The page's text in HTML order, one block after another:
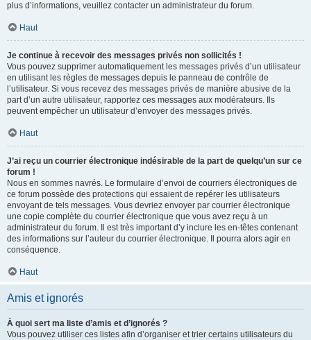
plus d’informations, veuillez contacter un administrateur du forum.
Haut
Je continue à recevoir des messages privés non sollicités !
Vous pouvez supprimer automatiquement les messages privés d’un utilisateur
en utilisant les règles de messages depuis le panneau de contrôle de
l’utilisateur. Si vous recevez des messages privés de manière abusive de la
part d’un autre utilisateur, rapportez ces messages aux modérateurs. Ils
peuvent empêcher un utilisateur d’envoyer des messages privés.
Haut
J’ai reçu un courrier électronique indésirable de la part de quelqu’un sur ce
forum !
Nous en sommes navrés. Le formulaire d’envoi de courriers électroniques de
ce forum possède des protections qui essaient de repérer les utilisateurs
envoyant de tels messages. Vous devriez envoyer par courrier électronique
une copie complète du courrier électronique que vous avez reçu à un
administrateur du forum. Il est très important d’y inclure les en-têtes contenant
des informations sur l’auteur du courrier électronique. Il pourra alors agir en
conséquence.
Haut
Amis et ignorés
À quoi sert ma liste d’amis et d’ignorés ?
Vous pouvez utiliser ces listes afin d’organiser et trier certains utilisateurs du